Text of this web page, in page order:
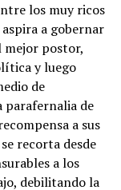
los muy ricos
a gobernar
mejor postor,
y luego
de
parafernalia de
a sus
recorta desde
a los
debilitando la